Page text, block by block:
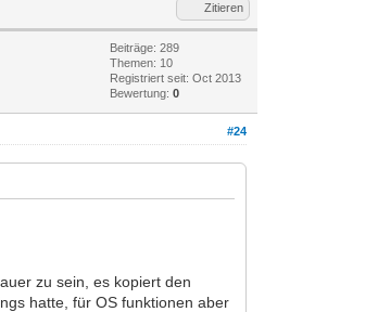
Zitieren
Beiträge: 289
Themen: 10
Registriert seit: Oct 2013
Bewertung:0
#24
zu sein, es kopiert den
hatte, für OS funktionen aber